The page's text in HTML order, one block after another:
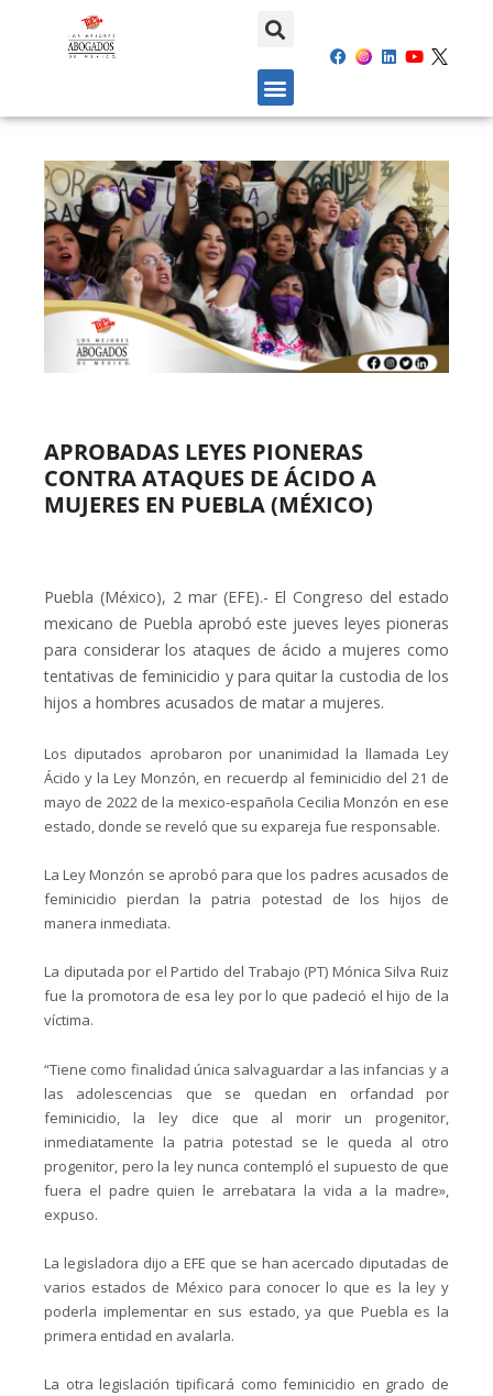
APROBADAS LEYES PIONERAS
CONTRA ATAQUES DE ÁCIDO A
MUJERES EN PUEBLA (MÉXICO)
Puebla (México), 2 mar (EFE).- El Congreso del estado
mexicano de Puebla aprobó este jueves leyes pioneras
para considerar los ataques de ácido a mujeres como
tentativas de feminicidio y para quitar la custodia de los
hijos a hombres acusados de matar a mujeres.
Los diputados aprobaron por unanimidad la llamada Ley
Ácido y la Ley Monzón, en recuerdp al feminicidio del 21 de
mayo de 2022 de la mexico-española Cecilia Monzón en ese
estado, donde se reveló que su expareja fue responsable.
La Ley Monzón se aprobó para que los padres acusados de
feminicidio pierdan la patria potestad de los hijos de
manera inmediata.
La diputada por el Partido del Trabajo (PT) Mónica Silva Ruiz
fue la promotora de esa ley por lo que padeció el hijo de la
víctima.
“Tiene como finalidad única salvaguardar a las infancias y a
las adolescencias que se quedan en orfandad por
feminicidio, la ley dice que al morir un progenitor,
inmediatamente la patria potestad se le queda al otro
progenitor, pero la ley nunca contempló el supuesto de que
fuera el padre quien le arrebatara la vida a la madre»,
expuso.
La legisladora dijo a EFE que se han acercado diputadas de
varios estados de México para conocer lo que es la ley y
poderla implementar en sus estado, ya que Puebla es la
primera entidad en avalarla.
La otra legislación tipificará como feminicidio en grado de